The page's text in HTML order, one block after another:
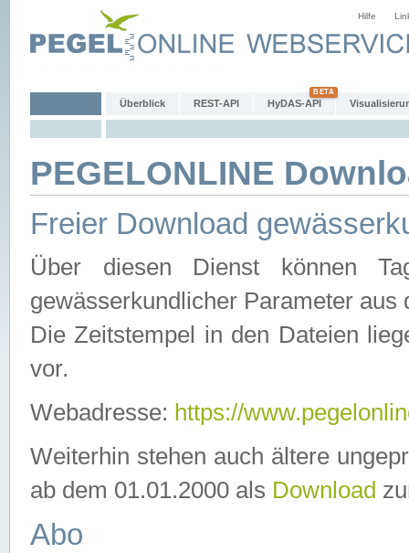
Hilfe
Überblick REST-API HyDAS-API
PEGELONLINE
Freier Download
Über diesen Dienst können
gewässerkundlicher Parameter aus
Die Zeitstempel in den Dateien
vor.
Webadresse: https://
Weiterhin stehen auch ältere
ab dem 01.01.2000 als Download
Abo